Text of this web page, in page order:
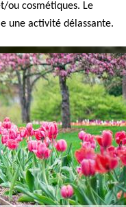
ou cosmétiques. Le
une activité délassante.